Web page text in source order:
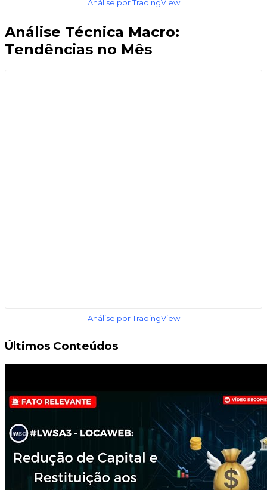
Análise por TradingView
Análise Técnica Macro:
Tendências no Mês
Análise por TradingView
Últimos Conteúdos